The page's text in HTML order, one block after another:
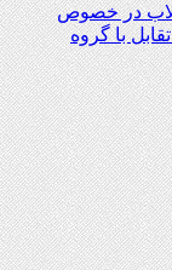
در خصوص
با گروه